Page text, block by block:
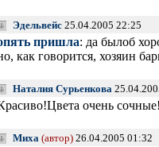
Эдельвейс 25.04.2005 22:25
пришла: да былоб
как говорится, хозяин
Наталия Сурьенкова
очень
Миха (автор) 26.04.2005 01:32